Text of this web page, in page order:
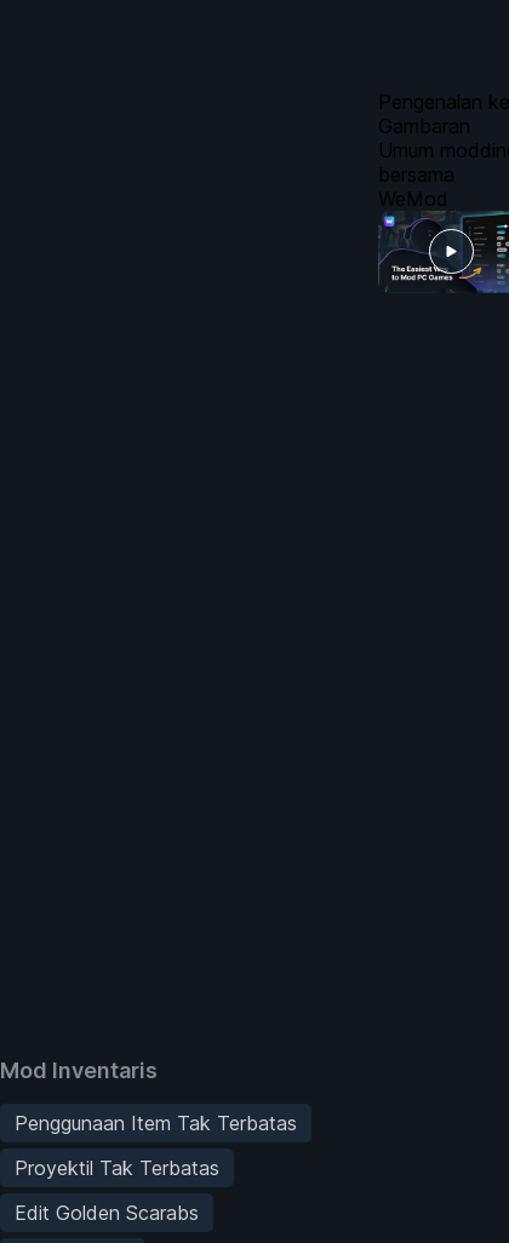
Mod Inventaris
Penggunaan Item Tak Terbatas
Proyektil Tak Terbatas
Edit Golden Scarabs
Pengenalan
Gambaran
Umum
bersama
WeMod